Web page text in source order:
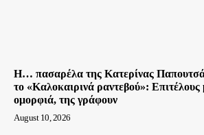
Η… πασαρέλα της Κατερίνας
το «Καλοκαιρινά ραντεβού»: Επιτέλους
ομορφιά, της γράφουν
August 10, 2026